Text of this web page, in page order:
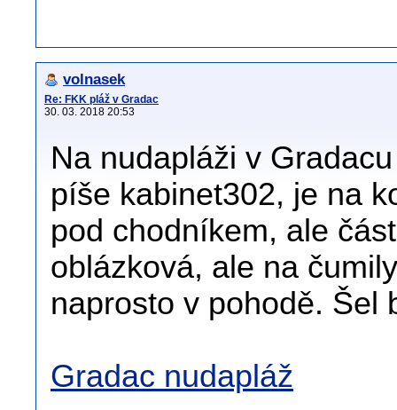
volnasek
Re: FKK pláž v Gradac
30. 03. 2018 20:53
Na nudapláži v
píše kabinet302, je na
pod chodníkem, ale
oblázková, ale na
naprosto v pohodě. Šel
Gradac nudapláž